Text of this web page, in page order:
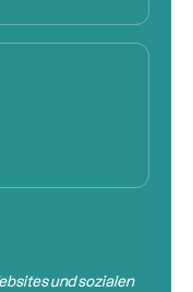
und sozialen